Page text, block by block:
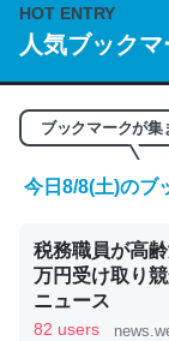
https://
/064121
─GPTの仕組みと
くらい。小説
ど、短期記憶
かりやすく強く
HOT ENTRY
人気ブック
ブックマークが集
今日8/8(土)のブ
税務職員が高
万円受け取り
ニュース
82 users